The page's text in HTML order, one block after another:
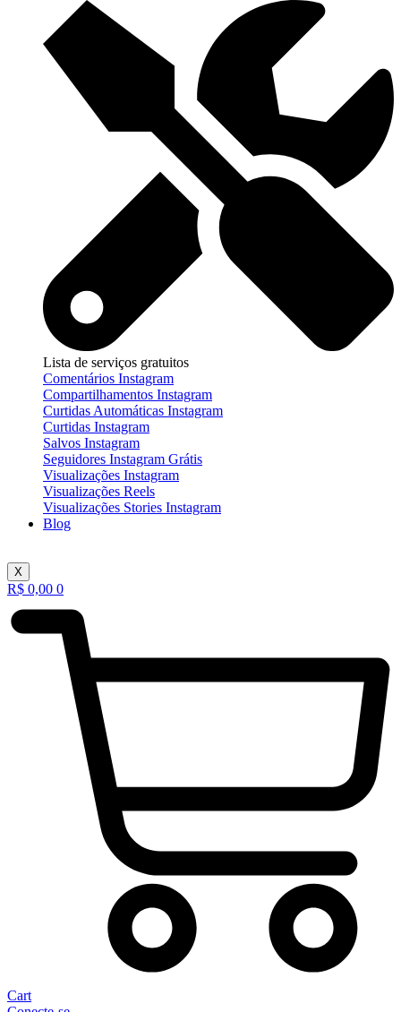
Lista de serviços gratuitos
Comentários Instagram
Compartilhamentos Instagram
Curtidas Automáticas Instagram
Curtidas Instagram
Salvos Instagram
Seguidores Instagram Grátis
Visualizações Instagram
Visualizações Reels
Visualizações Stories Instagram
Blog
X
R$ 0,00 0
Cart